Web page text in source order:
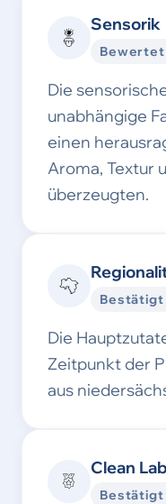
Sensorik
Bewertet
Die
unabhängige
einen
Aroma, Textur
überzeugten.
Bestätigt
Die
Zeitpunkt der
aus
Clean
Bestätigt